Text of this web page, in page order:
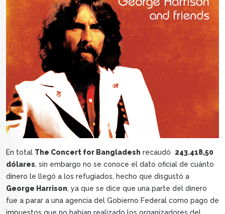
En total The Concert for Bangladesh recaudó 243.418,50
dólares, sin embargo no se conoce el dato oficial de cuánto
dinero le llegó a los refugiados, hecho que disgustó a
George Harrison, ya que se dice que una parte del dinero
fue a parar a una agencia del Gobierno Federal como pago de